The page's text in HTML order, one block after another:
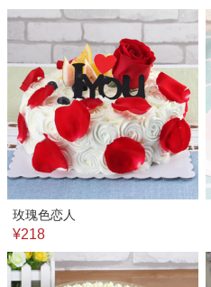
玫瑰色恋人
¥218